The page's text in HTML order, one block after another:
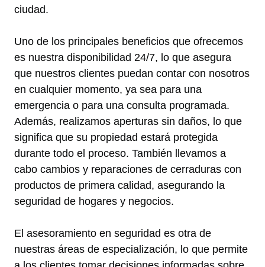
ciudad.
Uno de los principales beneficios que ofrecemos
es nuestra disponibilidad 24/7, lo que asegura
que nuestros clientes puedan contar con nosotros
en cualquier momento, ya sea para una
emergencia o para una consulta programada.
Además, realizamos aperturas sin daños, lo que
significa que su propiedad estará protegida
durante todo el proceso. También llevamos a
cabo cambios y reparaciones de cerraduras con
productos de primera calidad, asegurando la
seguridad de hogares y negocios.
El asesoramiento en seguridad es otra de
nuestras áreas de especialización, lo que permite